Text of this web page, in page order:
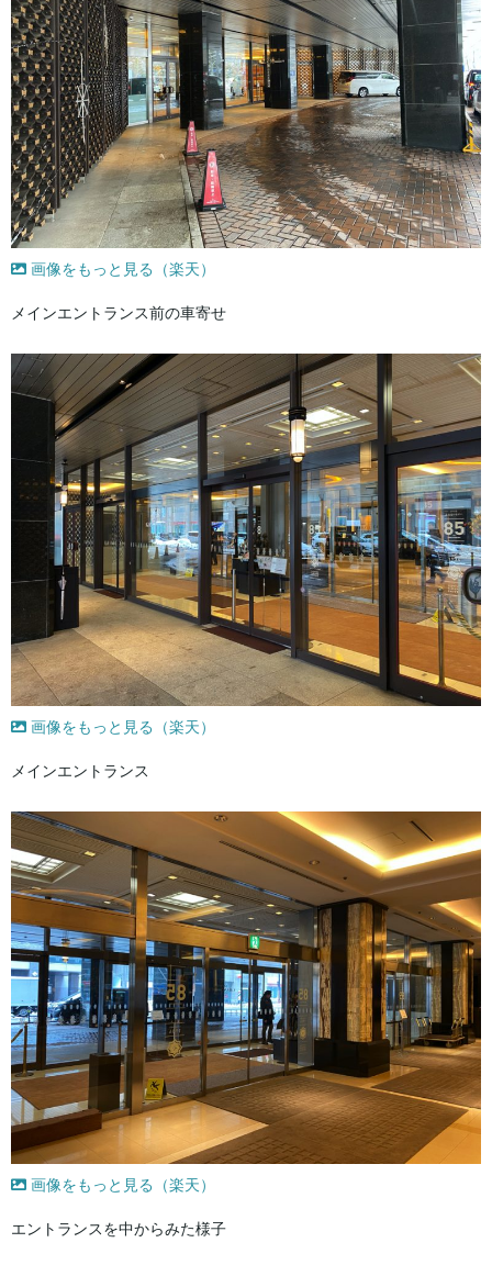
画像をもっと見る（楽天）
メインエントランス前の車寄せ
画像をもっと見る（楽天）
メインエントランス
画像をもっと見る（楽天）
エントランスを中からみた様子